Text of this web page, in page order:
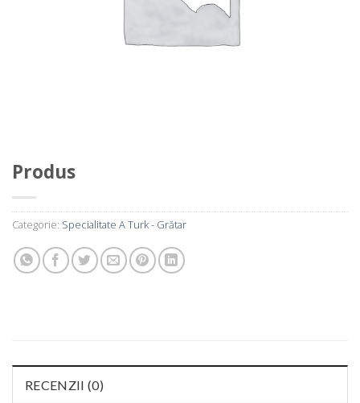
Produs
Categorie: Specialitate A Turk - Grătar
RECENZII (0)